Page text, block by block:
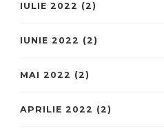
IULIE 2022 (2)
IUNIE 2022 (2)
MAI 2022 (2)
APRILIE 2022 (2)